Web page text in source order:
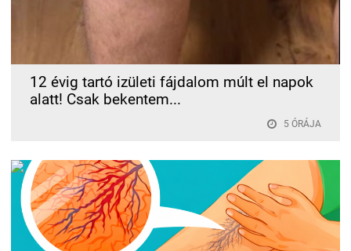
12 évig tartó izületi fájdalom múlt el napok
alatt! Csak bekentem...
5 ÓRÁJA